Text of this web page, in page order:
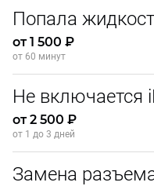
Попала
от 1 500 ₽
от 60 минут
Не включается
от 2 500 ₽
от 1 до 3 дней
Замена